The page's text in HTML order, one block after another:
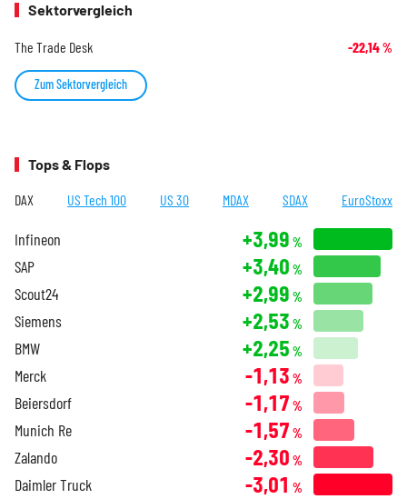
Sektorvergleich
The Trade Desk -22,14%
Zum Sektorvergleich
Tops & Flops
DAX US Tech 100 US 30 MDAX SDAX EuroStoxx
Infineon +3,99 %
SAP +3,40 %
Scout24 +2,99 %
Siemens +2,53 %
BMW +2,25 %
Merck -1,13 %
Beiersdorf -1,17 %
Munich Re -1,57 %
Zalando -2,30 %
Daimler Truck -3,01 %